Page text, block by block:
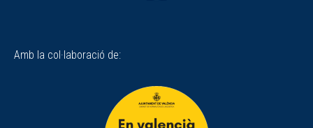
Amb la col·laboració de: